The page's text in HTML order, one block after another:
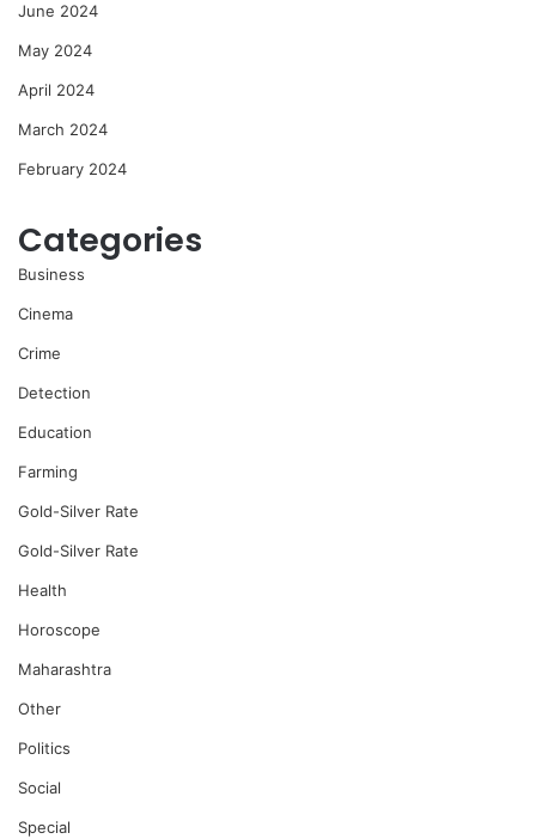
June 2024
May 2024
April 2024
March 2024
February 2024
Categories
Business
Cinema
Crime
Detection
Education
Farming
Gold-Silver Rate
Gold-Silver Rate
Health
Horoscope
Maharashtra
Other
Politics
Social
Special